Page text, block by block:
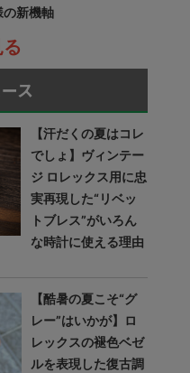
の新機軸
ス
【汗だくの夏はコレ
でしょ】ヴィンテー
ジ ロレックス用に忠
実再現した“リベッ
トブレス”がいろん
な時計に使える理由
【酷暑の夏こそ“グ
レー”はいかが】ロ
レックスの褪色ベゼ
ルを表現した復古調